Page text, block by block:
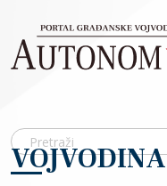
VOJVODINA